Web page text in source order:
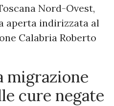
Nord-Ovest,
aperta indirizzata al
Calabria Roberto
migrazione
cure negate